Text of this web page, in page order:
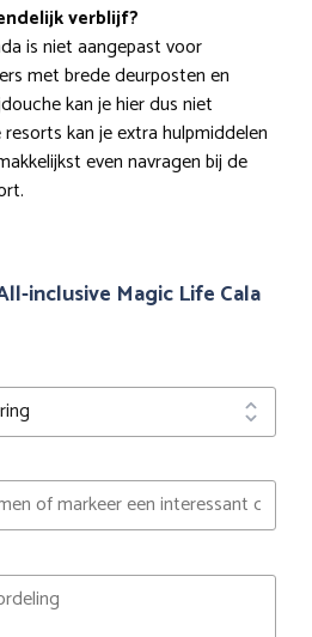
verblijf?
is niet aangepast voor
met brede deurposten en
kan je hier dus niet
kan je extra hulpmiddelen
even navragen bij de
inclusive Magic Life Cala